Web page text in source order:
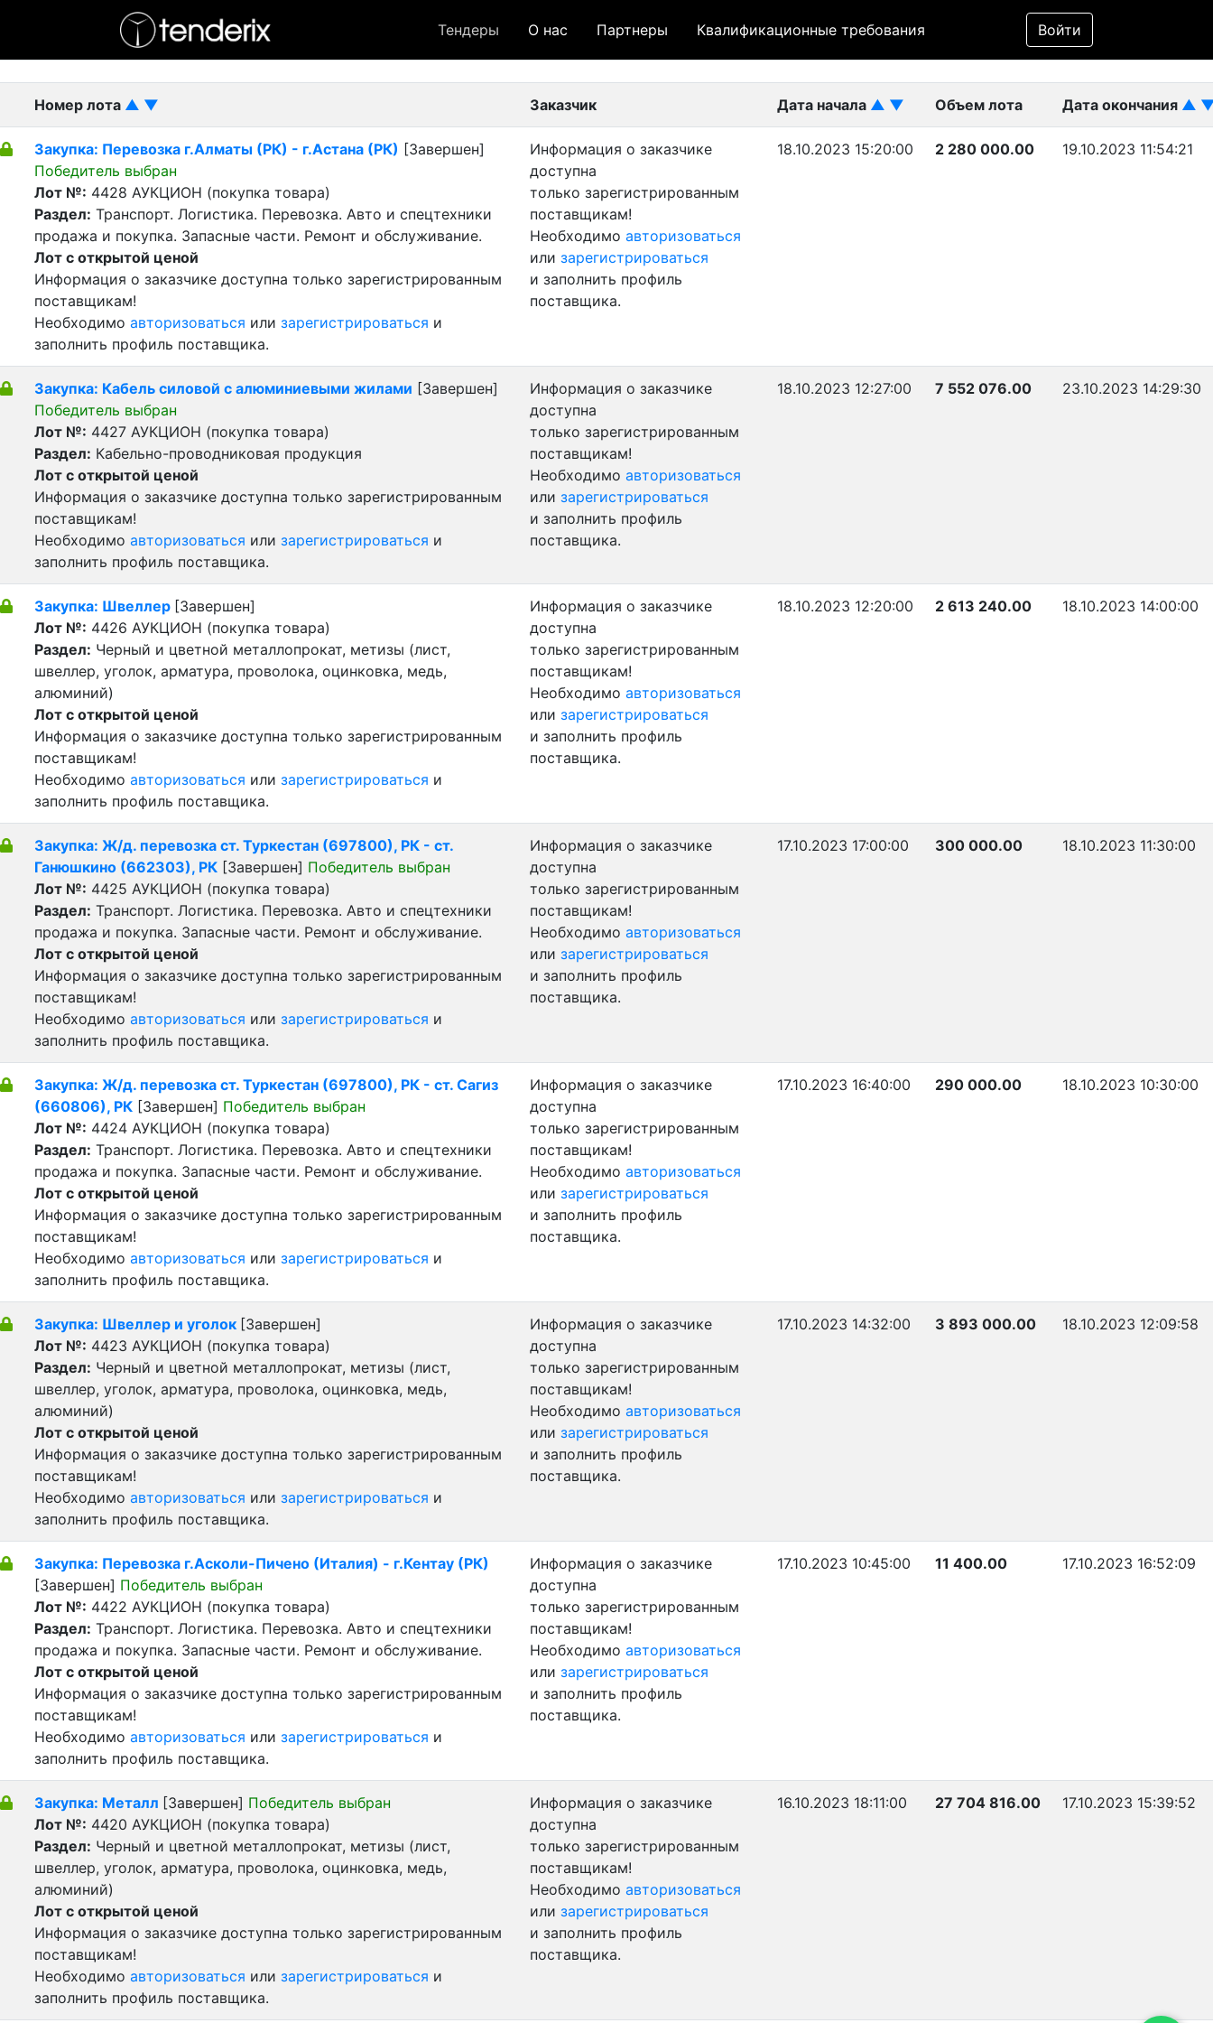
Тендеры О нас Партнеры Квалификационные требования Войти
Фильтр
- Завершенный лот
Номер лота ▲ ▼ Заказчик Дата начала ▲ ▼ Объем лота Дата окончания ▲
Закупка: Перевозка г.Алматы (РК) - г.Астана (РК) [Завершен]
Победитель выбран
Лот №: 4428 АУКЦИОН (покупка товара)
Раздел: Транспорт. Логистика. Перевозка. Авто и спецтехники
продажа и покупка. Запасные части. Ремонт и обслуживание.
Лот с открытой ценой
Информация о заказчике доступна только зарегистрированным
поставщикам!
Необходимо авторизоваться или зарегистрироваться и
заполнить профиль поставщика.
Информация о заказчике
доступна
только зарегистрированным
поставщикам!
Необходимо авторизоваться
или зарегистрироваться
и заполнить профиль
поставщика.
18.10.2023 15:20:00 2 280 000.00 19.10.2023 11:54:21
Закупка: Кабель силовой с алюминиевыми жилами [Завершен]
Победитель выбран
Лот №: 4427 АУКЦИОН (покупка товара)
Раздел: Кабельно-проводниковая продукция
Лот с открытой ценой
Информация о заказчике доступна только зарегистрированным
поставщикам!
Необходимо авторизоваться или зарегистрироваться и
заполнить профиль поставщика.
Информация о заказчике
доступна
только зарегистрированным
поставщикам!
Необходимо авторизоваться
или зарегистрироваться
и заполнить профиль
поставщика.
18.10.2023 12:27:00 7 552 076.00 23.10.2023 14:29:30
Закупка: Швеллер [Завершен]
Лот №: 4426 АУКЦИОН (покупка товара)
Раздел: Черный и цветной металлопрокат, метизы (лист,
швеллер, уголок, арматура, проволока, оцинковка, медь,
алюминий)
Лот с открытой ценой
Информация о заказчике доступна только зарегистрированным
поставщикам!
Необходимо авторизоваться или зарегистрироваться и
заполнить профиль поставщика.
Информация о заказчике
доступна
только зарегистрированным
поставщикам!
Необходимо авторизоваться
или зарегистрироваться
и заполнить профиль
поставщика.
18.10.2023 12:20:00 2 613 240.00 18.10.2023 14:00:00
Закупка: Ж/д. перевозка ст. Туркестан (697800), РК - ст.
Ганюшкино (662303), РК [Завершен] Победитель выбран
Лот №: 4425 АУКЦИОН (покупка товара)
Раздел: Транспорт. Логистика. Перевозка. Авто и спецтехники
продажа и покупка. Запасные части. Ремонт и обслуживание.
Лот с открытой ценой
Информация о заказчике доступна только зарегистрированным
поставщикам!
Необходимо авторизоваться или зарегистрироваться и
заполнить профиль поставщика.
Информация о заказчике
доступна
только зарегистрированным
поставщикам!
Необходимо авторизоваться
или зарегистрироваться
и заполнить профиль
поставщика.
17.10.2023 17:00:00 300 000.00 18.10.2023 11:30:00
Закупка: Ж/д. перевозка ст. Туркестан (697800), РК - ст. Сагиз
(660806), РК [Завершен] Победитель выбран
Лот №: 4424 АУКЦИОН (покупка товара)
Раздел: Транспорт. Логистика. Перевозка. Авто и спецтехники
продажа и покупка. Запасные части. Ремонт и обслуживание.
Лот с открытой ценой
Информация о заказчике доступна только зарегистрированным
поставщикам!
Необходимо авторизоваться или зарегистрироваться и
заполнить профиль поставщика.
Информация о заказчике
доступна
только зарегистрированным
поставщикам!
Необходимо авторизоваться
или зарегистрироваться
и заполнить профиль
поставщика.
17.10.2023 16:40:00 290 000.00 18.10.2023 10:30:00
Закупка: Швеллер и уголок [Завершен]
Лот №: 4423 АУКЦИОН (покупка товара)
Раздел: Черный и цветной металлопрокат, метизы (лист,
швеллер, уголок, арматура, проволока, оцинковка, медь,
алюминий)
Лот с открытой ценой
Информация о заказчике доступна только зарегистрированным
поставщикам!
Необходимо авторизоваться или зарегистрироваться и
заполнить профиль поставщика.
Информация о заказчике
доступна
только зарегистрированным
поставщикам!
Необходимо авторизоваться
или зарегистрироваться
и заполнить профиль
поставщика.
17.10.2023 14:32:00 3 893 000.00 18.10.2023 12:09:58
Закупка: Перевозка г.Асколи-Пичено (Италия) - г.Кентау (РК)
[Завершен] Победитель выбран
Лот №: 4422 АУКЦИОН (покупка товара)
Раздел: Транспорт. Логистика. Перевозка. Авто и спецтехники
продажа и покупка. Запасные части. Ремонт и обслуживание.
Лот с открытой ценой
Информация о заказчике доступна только зарегистрированным
поставщикам!
Необходимо авторизоваться или зарегистрироваться и
заполнить профиль поставщика.
Информация о заказчике
доступна
только зарегистрированным
поставщикам!
Необходимо авторизоваться
или зарегистрироваться
и заполнить профиль
поставщика.
17.10.2023 10:45:00 11 400.00 17.10.2023 16:52:09
Закупка: Металл [Завершен] Победитель выбран
Лот №: 4420 АУКЦИОН (покупка товара)
Раздел: Черный и цветной металлопрокат, метизы (лист,
швеллер, уголок, арматура, проволока, оцинковка, медь,
алюминий)
Лот с открытой ценой
Информация о заказчике доступна только зарегистрированным
поставщикам!
Необходимо авторизоваться или зарегистрироваться и
заполнить профиль поставщика.
Информация о заказчике
доступна
только зарегистрированным
поставщикам!
Необходимо авторизоваться
или зарегистрироваться
и заполнить профиль
поставщика.
16.10.2023 18:11:00 27 704 816.00 17.10.2023 15:39:52